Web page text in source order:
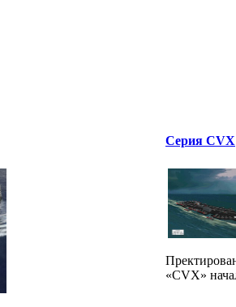
Серия CVX
«CVX»